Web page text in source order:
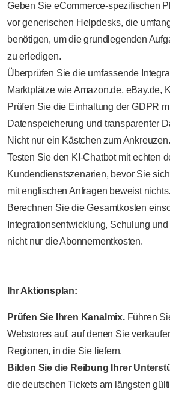
Geben Sie eCommerce-spezifischen
vor generischen Helpdesks, die
benötigen, um die grundlegenden
zu erledigen.
Überprüfen Sie die umfassende
Marktplätze wie Amazon.de, eBay.de,
Prüfen Sie die Einhaltung der GDPR
Datenspeicherung und transparenter
Nicht nur ein Kästchen zum Ankreuzen.
Testen Sie den KI-Chatbot mit echten
Kundendienstszenarien, bevor Sie
mit englischen Anfragen beweist nichts.
Berechnen Sie die Gesamtkosten
Integrationsentwicklung, Schulung
nicht nur die Abonnementkosten.
Ihr Aktionsplan:
Prüfen Sie Ihren Kanalmix.Führen
Webstores auf, auf denen Sie
Regionen, in die Sie liefern.
Bilden Sie die Reibung Ihrer
die deutschen Tickets am längsten